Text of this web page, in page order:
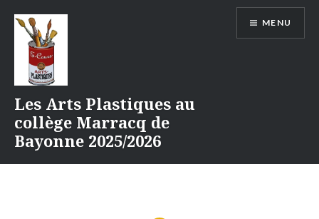
contenu
Les Arts Plastiques au
collège Marracq de
Bayonne 2025/2026
MENU